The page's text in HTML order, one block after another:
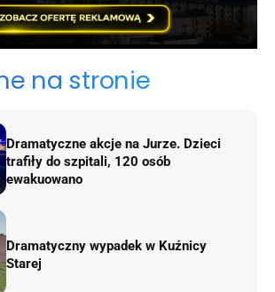
na stronie
Dramatyczne akcje na Jurze. Dzieci
trafiły do szpitali, 120 osób
ewakuowano
Dramatyczny wypadek w Kuźnicy
Starej